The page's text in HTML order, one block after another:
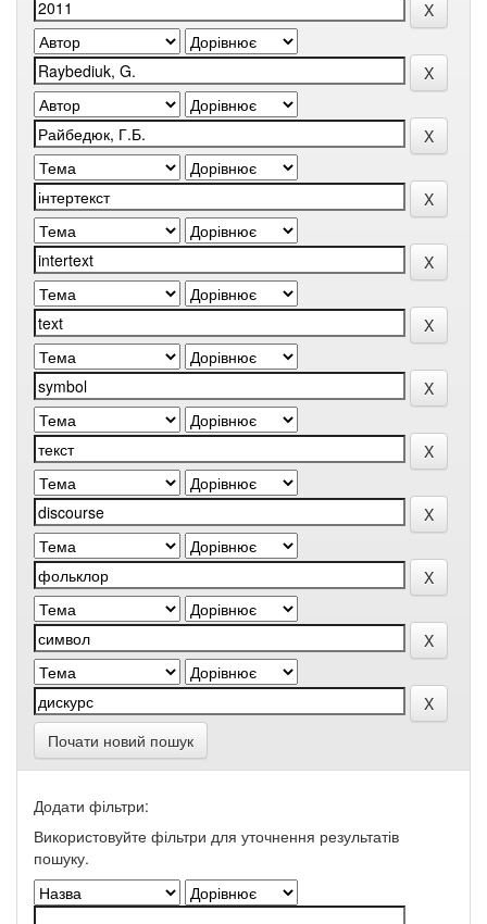
Почати новий пошук
Додати фільтри:
Використовуйте фільтри для уточнення результатів
пошуку.